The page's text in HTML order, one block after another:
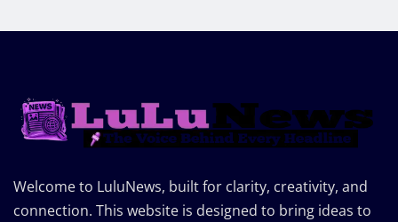
Welcome to LuluNews, built for clarity, creativity, and
connection. This website is designed to bring ideas to